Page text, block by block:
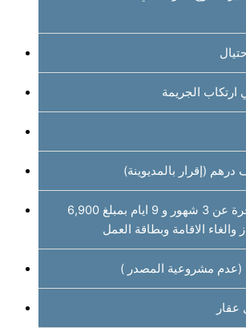
ارتكاب الجريمة
مطالبة برواتب متأخرة عن 3 شهور و 9 ايام بمبلغ 6,900
الاقامة وبطاقة العمل
(عدم مشروعية المصدر )
عقار